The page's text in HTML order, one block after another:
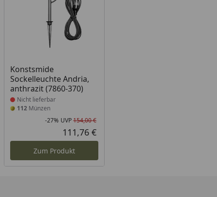
Konstsmide
Sockelleuchte Andria,
anthrazit (7860-370)
Produkt nicht lieferbar
Nicht lieferbar
112 Münzen
Rabatt in Prozent
-27%
Ursprünglicher Preis
UVP154,00 €
Aktueller Preis
111,76 €
Zum Produkt